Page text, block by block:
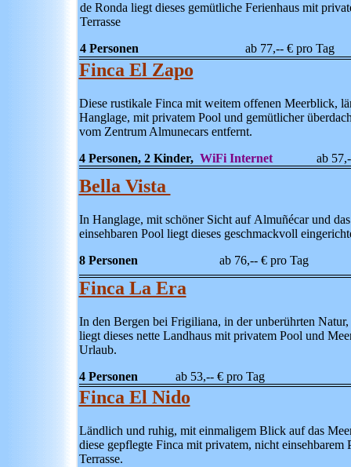
de Ronda liegt dieses gemütliche Ferienhaus mit
Terrasse
4 Personen
ab 77,-- € pro Tag
Finca El Zapo
Diese rustikale Finca mit weitem offenen Meerblick,
Hanglage, mit privatem Pool und gemütlicher
vom Zentrum Almunecars entfernt.
4 Personen, 2 Kinder, WiFi Internetab 57,-- €
Bella Vista
In Hanglage, mit schöner Sicht auf Almuñécar und
einsehbaren Pool liegt dieses geschmackvoll
8 Personen ab 76,-- € pro Tag
Finca La Era
In den Bergen bei Frigiliana, in der unberührten
liegt dieses nette Landhaus mit privatem Pool und
Urlaub.
4 Personen ab 53,-- € pro Tag
Finca El Nido
Ländlich und ruhig, mit einmaligem Blick auf das
diese gepflegte Finca mit privatem, nicht
Terrasse.